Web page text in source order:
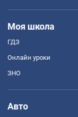
Моя школа
ГДЗ
Онлайн уроки
ЗНО
Авто